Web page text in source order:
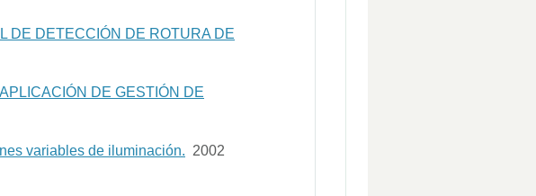
DE DETECCIÓN DE ROTURA DE
DE GESTIÓN DE
variables de iluminación. 2002